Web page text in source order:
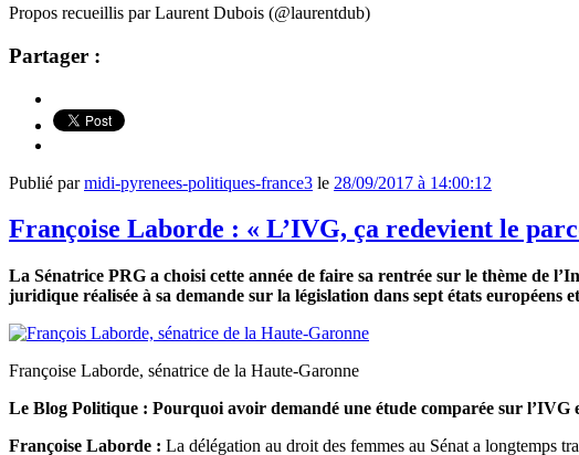
Propos recueillis par Laurent Dubois (@laurentdub)
Partager :
Publié parmidi-pyrenees-politiques-france3 le 28/09/2017 à 14:00:12
Françoise Laborde : « L’IVG, ça redevient le
La Sénatrice PRG a choisi cette année de faire sa rentrée sur le thème de
juridique réalisée à sa demande sur la législation dans sept états
Françoise Laborde, sénatrice de la Haute-Garonne
Le Blog Politique : Pourquoi avoir demandé une étude comparée sur l’IVG
Françoise Laborde : La délégation au droit des femmes au Sénat a longtemps